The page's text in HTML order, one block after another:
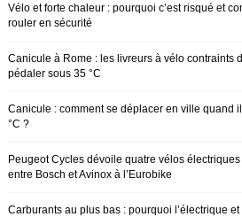
Vélo et forte chaleur : pourquoi c’est risqué et
rouler en sécurité
Canicule à Rome : les livreurs à vélo contraints
pédaler sous 35 °C
Canicule : comment se déplacer en ville quand
°C ?
Peugeot Cycles dévoile quatre vélos
entre Bosch et Avinox à l’Eurobike
Carburants au plus bas : pourquoi l’électrique